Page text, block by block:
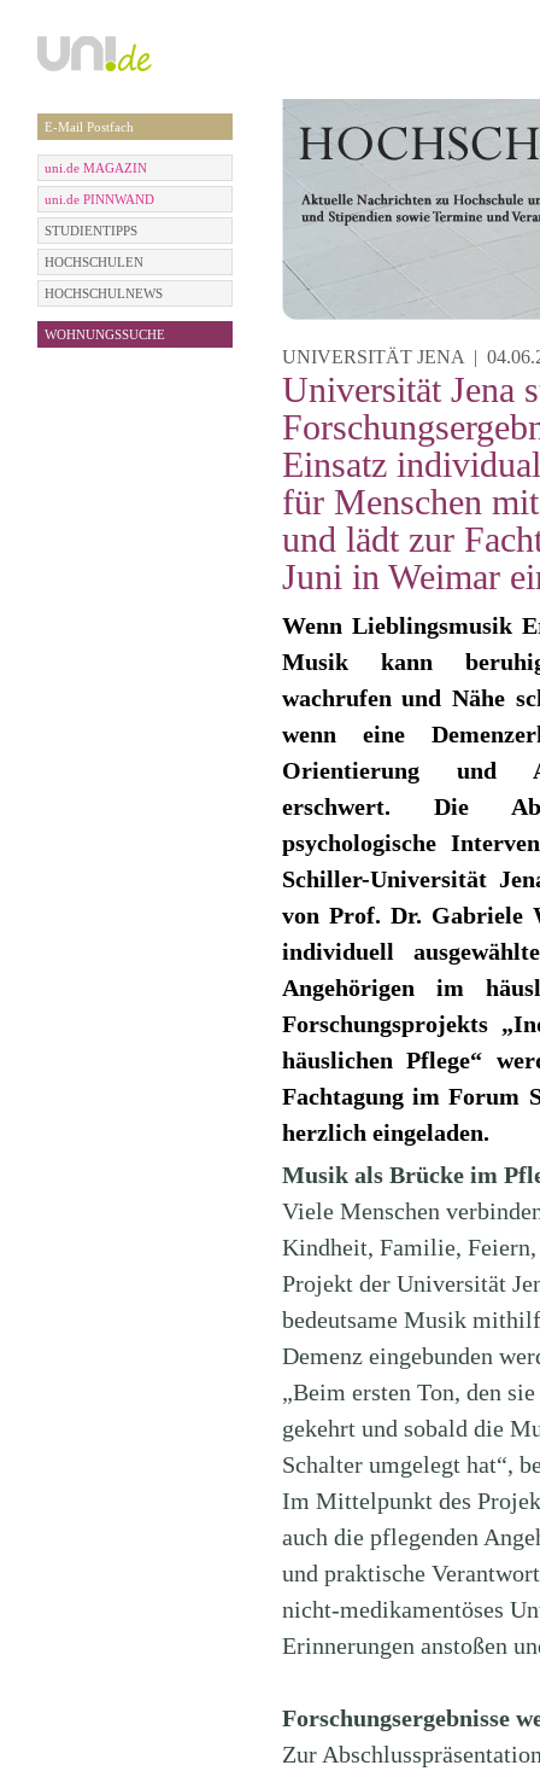
E-Mail Postfach
uni.de MAGAZIN
uni.de PINNWAND
STUDIENTIPPS
HOCHSCHULEN
HOCHSCHULNEWS
WOHNUNGSSUCHE
UNIVERSITÄT JENA |
Universität Jena
Einsatz
für Menschen
und lädt zur
Juni in Weimar
Wenn Lieblingsmusik
Musik kann
wachrufen und Nähe
wenn eine
Orientierung und
erschwert. Die
psychologische
Schiller-Universität
von Prof. Dr. Gabriele
individuell
Angehörigen im
Forschungsprojekts
häuslichen Pflege“
Fachtagung im Forum
herzlich eingeladen.
Musik als Brücke im
Viele Menschen
Kindheit, Familie, Feiern,
Projekt der Universität
bedeutsame Musik
Demenz eingebunden
„Beim ersten Ton, den
gekehrt und sobald die
Schalter umgelegt hat“,
Im Mittelpunkt des
auch die pflegenden
und praktische
nicht-medikamentöses
Erinnerungen anstoßen
Forschungsergebnisse
Zur